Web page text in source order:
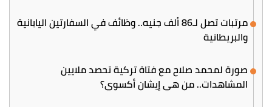
مرتبات تصل لـ86 ألف جنيه.. وظائف في السفارتين اليابانية
والبريطانية
صورة لمحمد صلاح مع فتاة تركية تحصد ملايين
المشاهدات.. من هي إيشان أكسوي؟